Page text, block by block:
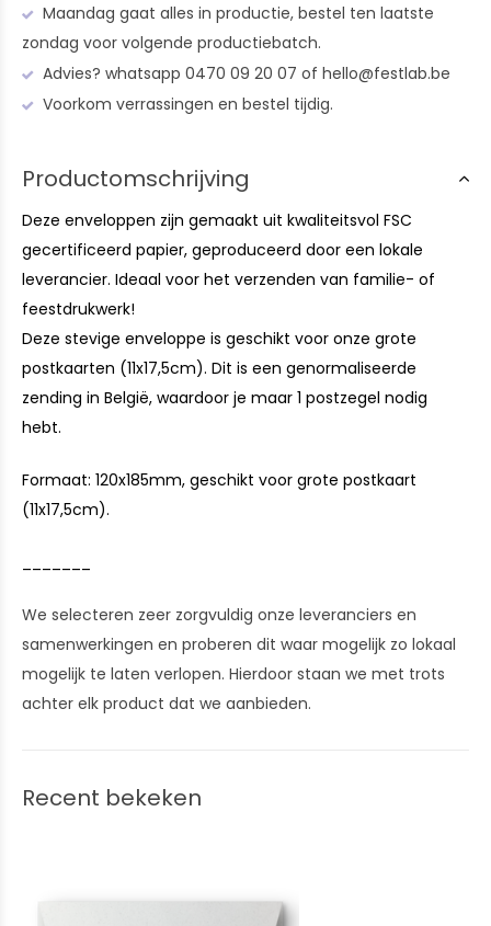
Maandag gaat alles in productie, bestel ten laatste
zondag voor volgende productiebatch.
Advies? whatsapp 0470 09 20 07 of hello@festlab.be
Voorkom verrassingen en bestel tijdig.
Productomschrijving
Deze enveloppen zijn gemaakt uit kwaliteitsvol FSC
gecertificeerd papier, geproduceerd door een lokale
leverancier. Ideaal voor het verzenden van familie- of
feestdrukwerk!
Deze stevige enveloppe is geschikt voor onze grote
postkaarten (11x17,5cm). Dit is een genormaliseerde
zending in België, waardoor je maar 1 postzegel nodig
hebt.
Formaat: 120x185mm, geschikt voor grote postkaart
(11x17,5cm).
We selecteren zeer zorgvuldig onze leveranciers en
samenwerkingen en proberen dit waar mogelijk zo lokaal
mogelijk te laten verlopen. Hierdoor staan we met trots
achter elk product dat we aanbieden.
Recent bekeken